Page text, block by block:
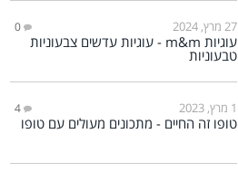
27 מרץ, 2024 0
עוגיות m&m - עוגיות עדשים צבעוניות
טבעוניות
1 מרץ, 2023 4
טופו זה החיים - מתכונים מעולים עם טופו